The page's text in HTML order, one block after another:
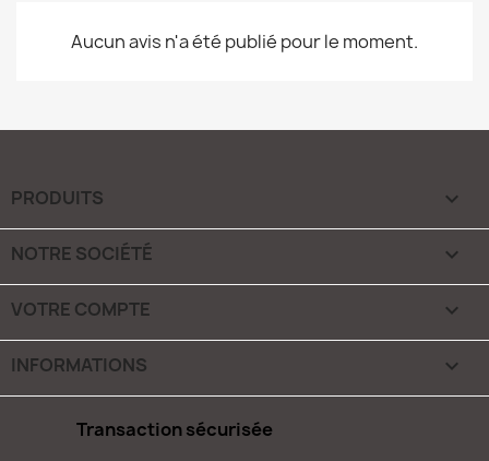
Aucun avis n'a été publié pour le moment.
PRODUITS 
NOTRE SOCIÉTÉ 
VOTRE COMPTE 
INFORMATIONS keyboard_arrow_down
Transaction sécurisée